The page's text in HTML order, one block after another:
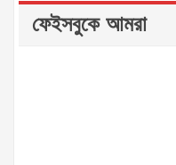
ফেইসবুকে আমরা